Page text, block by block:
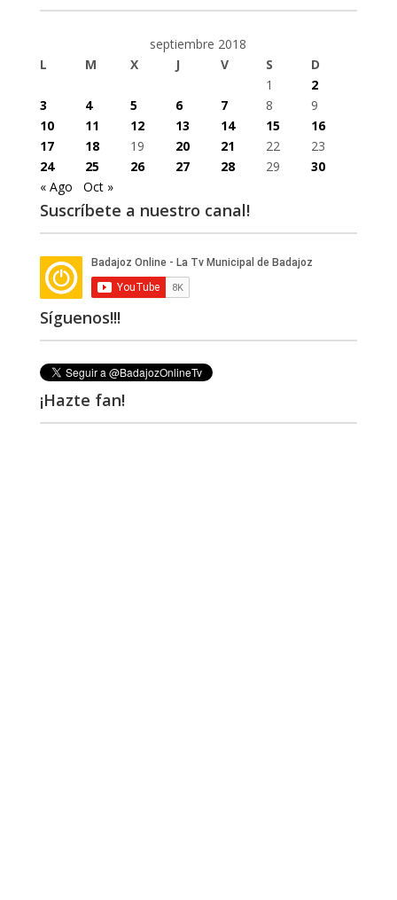
septiembre 2018
L
M X J V S
D
1
2
3
4 5 6 7 8
9
10
11 12 13 14 15
16
17
18 19 20 21 22
23
24
25 26 27 28 29
30
« Ago
Oct »
Suscríbete a nuestro canal!
Síguenos!!!
¡Hazte fan!